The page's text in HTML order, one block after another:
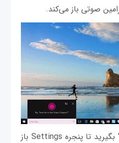
صوتی باز می‌کند.
کلید ویندوز را به همراه "I" بگیرید تا پنجره Settings باز